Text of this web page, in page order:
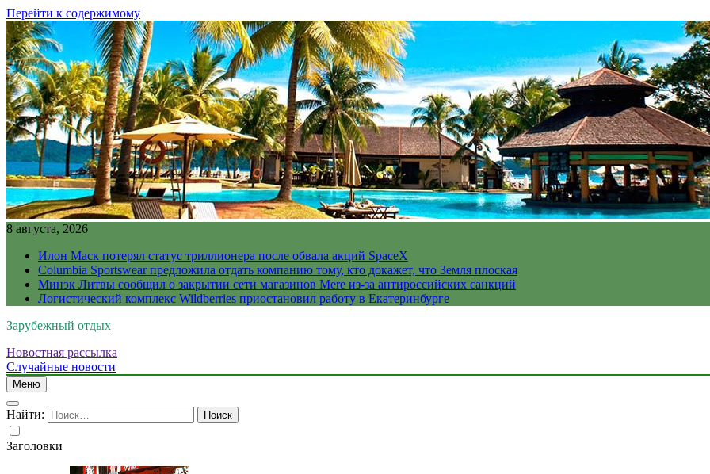
Перейти к содержимому
8 августа, 2026
Илон Маск потерял статус триллионера после обвала акций SpaceX
Columbia Sportswear предложила отдать компанию тому, кто докажет, что Земля плоская
Минэк Литвы сообщил о закрытии сети магазинов Mere из-за антироссийских санкций
Логистический комплекс Wildberries приостановил работу в Екатеринбурге
Зарубежный отдых
Новостная рассылка
Случайные новости
Меню
Найти:
Заголовки